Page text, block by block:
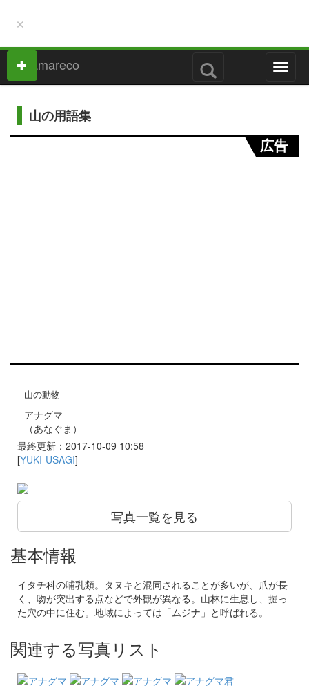
×
M
e
山の用語集
広告
山の動物
アナグマ
（あなぐま）
最終更新：2017-10-09 10:58
[YUKI-USAGI]
写真一覧を見る
基本情報
イタチ科の哺乳類。タヌキと混同されることが多いが、爪が長
く、吻が突出する点などで外観が異なる。山林に生息し、掘っ
た穴の中に住む。地域によっては「ムジナ」と呼ばれる。
関連する写真リスト